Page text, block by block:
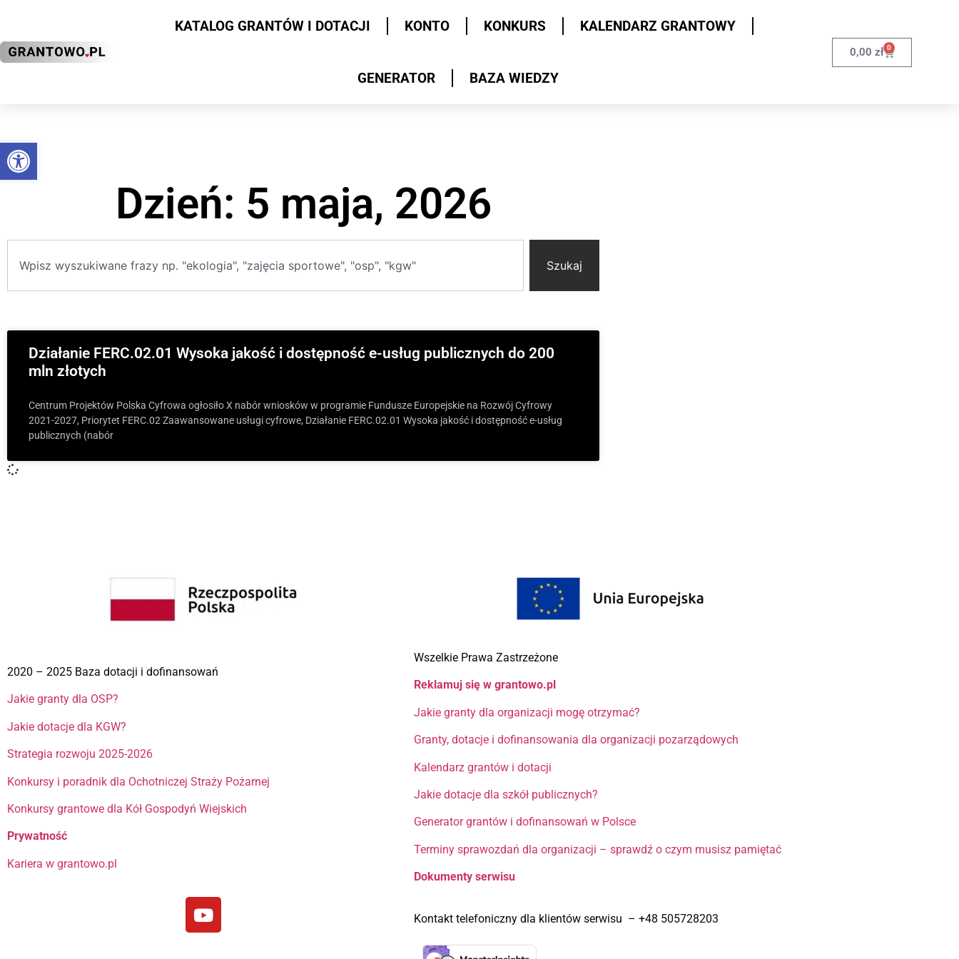
Otwórz pasek narzędzi
KATALOG GRANTÓW I DOTACJI KONTO KONKURS KALENDARZ GRANTOWY
GENERATOR BAZA WIEDZY
0,00zł 0
Dzień: 5 maja, 2026
Szukaj
Działanie FERC.02.01 Wysoka jakość i dostępność e-usług publicznych do 200
mln złotych
Centrum Projektów Polska Cyfrowa ogłosiło X nabór wniosków w programie Fundusze Europejskie na Rozwój Cyfrowy
2021-2027, Priorytet FERC.02 Zaawansowane usługi cyfrowe, Działanie FERC.02.01 Wysoka jakość i dostępność e-usług
publicznych (nabór
2020 – 2025 Baza dotacji i dofinansowań
Jakie granty dla OSP?
Jakie dotacje dla KGW?
Strategia rozwoju 2025-2026
Konkursy i poradnik dla Ochotniczej Straży Pożarnej
Konkursy grantowe dla Kół Gospodyń Wiejskich
Prywatność
Kariera w grantowo.pl
Wszelkie Prawa Zastrzeżone
Reklamuj się w grantowo.pl
Jakie granty dla organizacji mogę otrzymać?
Granty, dotacje i dofinansowania dla organizacji pozarządowych
Kalendarz grantów i dotacji
Jakie dotacje dla szkół publicznych?
Generator grantów i dofinansowań w Polsce
Terminy sprawozdań dla organizacji – sprawdź o czym musisz pamiętać
Dokumenty serwisu
Kontakt telefoniczny dla klientów serwisu – +48 505728203